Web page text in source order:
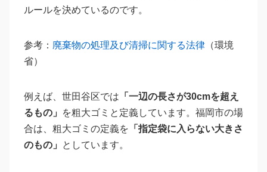
ルールを決めているのです。
参考： 廃棄物の処理及び清掃に関する法律 （環境
省）
例えば、世田谷区では 「一辺の長さが30cmを超え
るもの」
を粗大ゴミと定義しています。福岡市の場
合は、粗大ゴミの定義を 「指定袋に入らない大きさ
のもの」
としています。